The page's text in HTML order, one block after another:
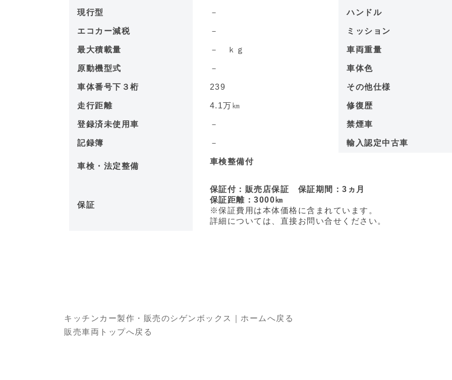
現行型 － ハンドル
エコカー減税 － ミッション
最大積載量 － ｋｇ 車両重量
原動機型式 － 車体色
車体番号下３桁 239 その他仕様
走行距離 4.1万㎞ 修復歴
登録済未使用車 － 禁煙車
記録簿 － 輸入認定中古車
車検・法定整備
車検整備付
保証
保証付：販売店保証 保証期間：3ヵ月
保証距離：3000㎞
※保証費用は本体価格に含まれています。
詳細については、直接お問い合せください。
キッチンカー製作・販売のシゲンボックス｜ホームへ戻る
販売車両トップへ戻る